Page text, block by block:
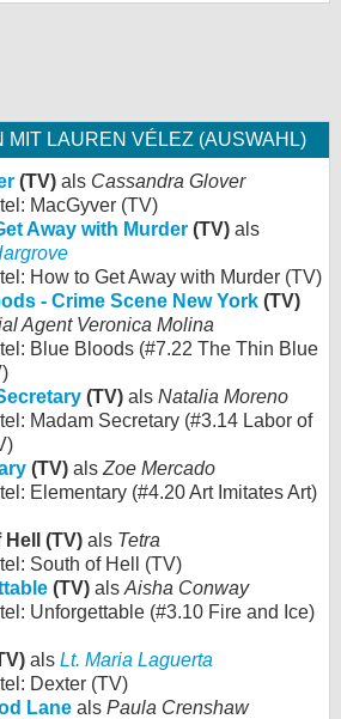
MIT LAUREN VÉLEZ (AUSWAHL)
(TV) als Cassandra Glover
MacGyver (TV)
Away with Murder (TV) als
How to Get Away with Murder (TV)
- Crime Scene New York (TV)
Agent Veronica Molina
Blue Bloods (#7.22 The Thin Blue
(TV) als Natalia Moreno
Madam Secretary (#3.14 Labor of
(TV) als Zoe Mercado
Elementary (#4.20 Art Imitates Art)
(TV) als Tetra
South of Hell (TV)
(TV) als Aisha Conway
Unforgettable (#3.10 Fire and Ice)
als Lt. Maria Laguerta
Dexter (TV)
Lane als Paula Crenshaw